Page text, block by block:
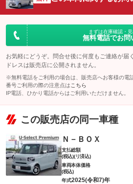
まずは在庫確認・
無料電話でお問
お気軽にどうぞ。問合せ後に何度もご連絡が届
ドレスは販売店に公開されません。
※無料電話をご利用の場合は、販売店へお客様の電
番号ご利用の際の注意点は こちら
IP電話、ひかり電話からはご利用いただけません。
この販売店の同一車種
Ｎ－ＢＯＸ
支払総額
(税込)(リ済込)
車両本体価格
(税込)
年式2025(令和7)年